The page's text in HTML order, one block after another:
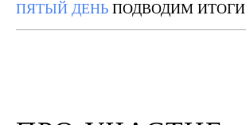
ПЯТЫЙ ДЕНЬ ПОДВОДИМ ИТОГИ